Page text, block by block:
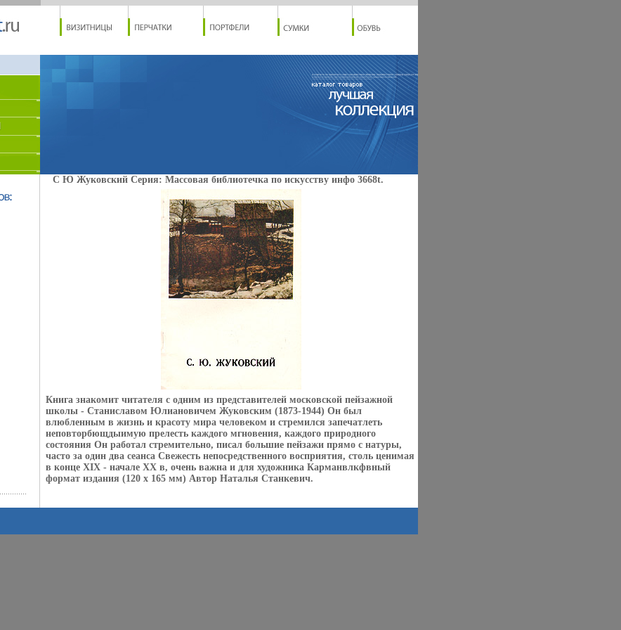
С Ю Жуковский Серия: Массовая библиотечка по искусству инфо 3668t.
Книга знакомит читателя с одним из представителей московской пейзажной
школы - Станиславом Юлиановичем Жуковским (1873-1944) Он был
влюбленным в жизнь и красоту мира человеком и стремился запечатлеть
неповторбющдыимую прелесть каждого мгновения, каждого природного
состояния Он работал стремительно, писал большие пейзажи прямо с натуры,
часто за один два сеанса Свежесть непосредственного восприятия, столь ценимая
в конце XIX - начале XX в, очень важна и для художника Карманвлкфвный
формат издания (120 х 165 мм) Автор Наталья Станкевич.